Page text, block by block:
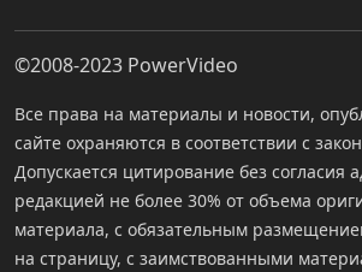
©2008-2023 PowerVideo
Все права на материалы и новости,
сайте охраняются в соответствии с
Допускается цитирование без согласия
редакцией не более 30% от объема
материала, с обязательным
на страницу, с заимствованными